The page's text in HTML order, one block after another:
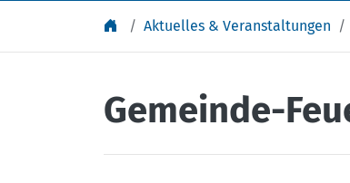
Aktuelles & Veranstaltungen
Gemeinde-